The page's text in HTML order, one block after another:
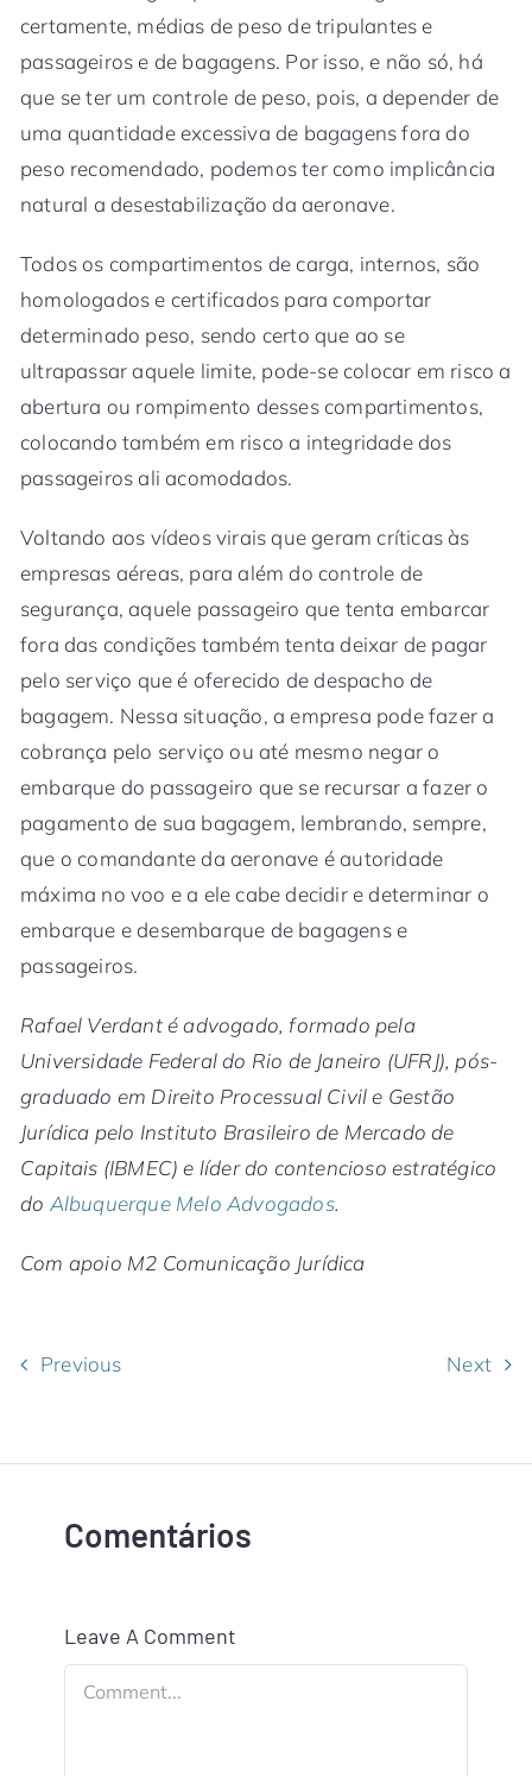
certamente, médias de peso de tripulantes e
passageiros e de bagagens. Por isso, e não só, há
que se ter um controle de peso, pois, a depender de
uma quantidade excessiva de bagagens fora do
peso recomendado, podemos ter como implicância
natural a desestabilização da aeronave.
Todos os compartimentos de carga, internos, são
homologados e certificados para comportar
determinado peso, sendo certo que ao se
ultrapassar aquele limite, pode-se colocar em risco a
abertura ou rompimento desses compartimentos,
colocando também em risco a integridade dos
passageiros ali acomodados.
Voltando aos vídeos virais que geram críticas às
empresas aéreas, para além do controle de
segurança, aquele passageiro que tenta embarcar
fora das condições também tenta deixar de pagar
pelo serviço que é oferecido de despacho de
bagagem. Nessa situação, a empresa pode fazer a
cobrança pelo serviço ou até mesmo negar o
embarque do passageiro que se recursar a fazer o
pagamento de sua bagagem, lembrando, sempre,
que o comandante da aeronave é autoridade
máxima no voo e a ele cabe decidir e determinar o
embarque e desembarque de bagagens e
passageiros.
Rafael Verdant é advogado, formado pela
Universidade Federal do Rio de Janeiro (UFRJ), pós-
graduado em Direito Processual Civil e Gestão
Jurídica pelo Instituto Brasileiro de Mercado de
Capitais (IBMEC) e líder do contencioso estratégico
do Albuquerque Melo Advogados.
Com apoio M2 Comunicação Jurídica
Previous Next
Comentários
Leave A Comment
Comment